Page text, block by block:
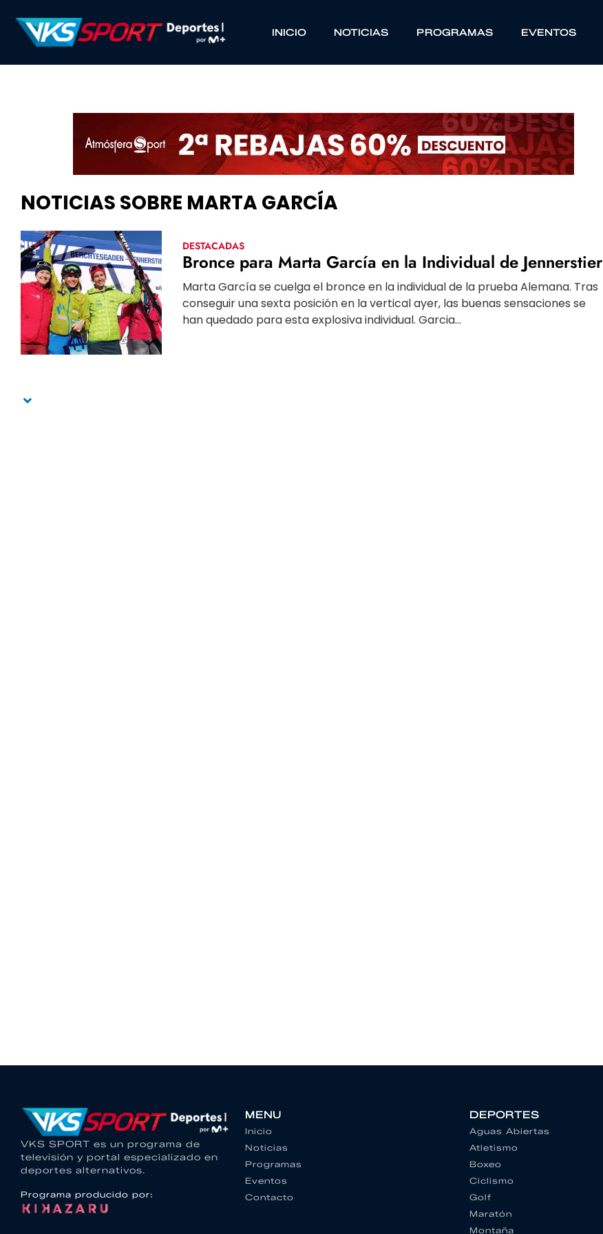
INICIO NOTICIAS PROGRAMAS EVENTOS
NOTICIAS SOBRE MARTA GARCÍA
DESTACADAS
Bronce para Marta García en la Individual de Jennerstier
Marta García se cuelga el bronce en la individual de la prueba Alemana. Tras
conseguir una sexta posición en la vertical ayer, las buenas sensaciones se
han quedado para esta explosiva individual. Garcia...
VKS SPORT es un programa de
televisión y portal especializado en
deportes alternativos.
Programa producido por:
MENU
Inicio
Noticias
Programas
Eventos
Contacto
DEPORTES
Aguas Abiertas
Atletismo
Boxeo
Ciclismo
Golf
Maratón
Montaña